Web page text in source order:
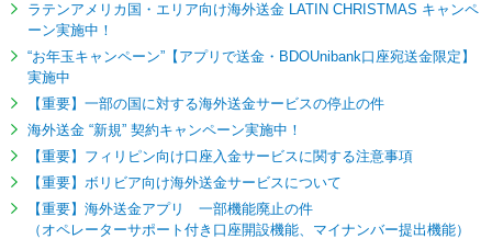
ラテンアメリカ国・エリア向け海外送金 LATIN CHRISTMAS キャンペ
ーン実施中！
“お年玉キャンペーン”【アプリで送金・BDOUnibank口座宛送金限定】
実施中
【重要】一部の国に対する海外送金サービスの停止の件
海外送金 “新規” 契約キャンペーン実施中！
【重要】フィリピン向け口座入金サービスに関する注意事項
【重要】ボリビア向け海外送金サービスについて
【重要】海外送金アプリ 一部機能廃止の件
（オペレーターサポート付き口座開設機能、マイナンバー提出機能）